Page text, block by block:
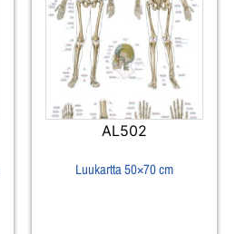
AL502
Luukartta 50×70 cm